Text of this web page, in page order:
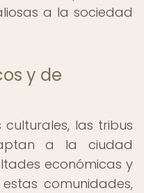
a la sociedad
y de
las tribus
a la ciudad
económicas y
comunidades,